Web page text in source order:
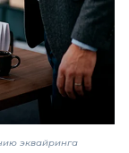
эквайринга